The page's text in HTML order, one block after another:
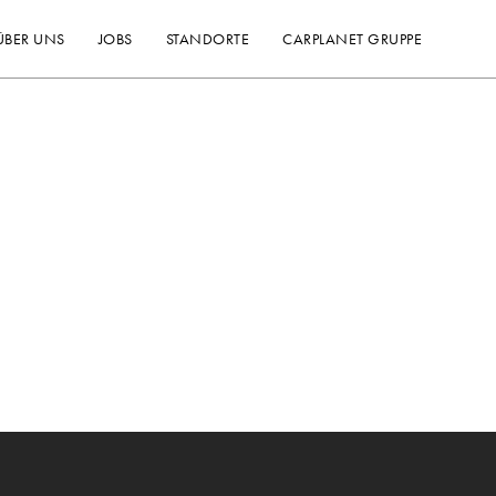
UNS JOBS STANDORTE CARPLANET GRUPPE